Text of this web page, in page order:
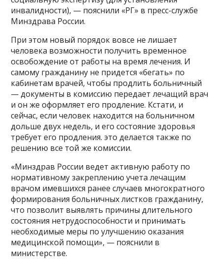
инвалидности), — пояснили «РГ» в пресс-службе
Минздрава России.
При этом новый порядок вовсе не лишает
человека возможности получить временное
освобождение от работы на время лечения. И
самому гражданину не придется «бегать» по
кабинетам врачей, чтобы продлить больничный
— документы в комиссию передает лечащий врач
и он же оформляет его продление. Кстати, и
сейчас, если человек находится на больничном
дольше двух недель, и его состояние здоровья
требует его продления. это делается также по
решению все той же комиссии.
«Минздрав России ведет активную работу по
нормативному закреплению учета лечащим
врачом имевшихся ранее случаев многократного
формирования больничных листков гражданину,
что позволит выявлять причины длительного
состояния нетрудоспособности и принимать
необходимые меры по улучшению оказания
медицинской помощи», — пояснили в
министерстве.